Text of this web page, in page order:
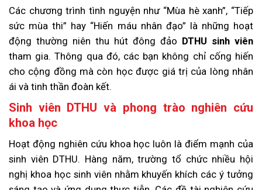
Các chương trình tình nguyện như “Mùa hè xanh”, “Tiếp
sức mùa thi” hay “Hiến máu nhân đạo” là những hoạt
động thường niên thu hút đông đảo DTHU sinh viên
tham gia. Thông qua đó, các bạn không chỉ cống hiến
cho cộng đồng mà còn học được giá trị của lòng nhân
ái và tinh thần đoàn kết.
Sinh viên DTHU và phong trào nghiên cứu
khoa học
Hoạt động nghiên cứu khoa học luôn là điểm mạnh của
sinh viên DTHU. Hàng năm, trường tổ chức nhiều hội
nghị khoa học sinh viên nhằm khuyến khích các ý tưởng